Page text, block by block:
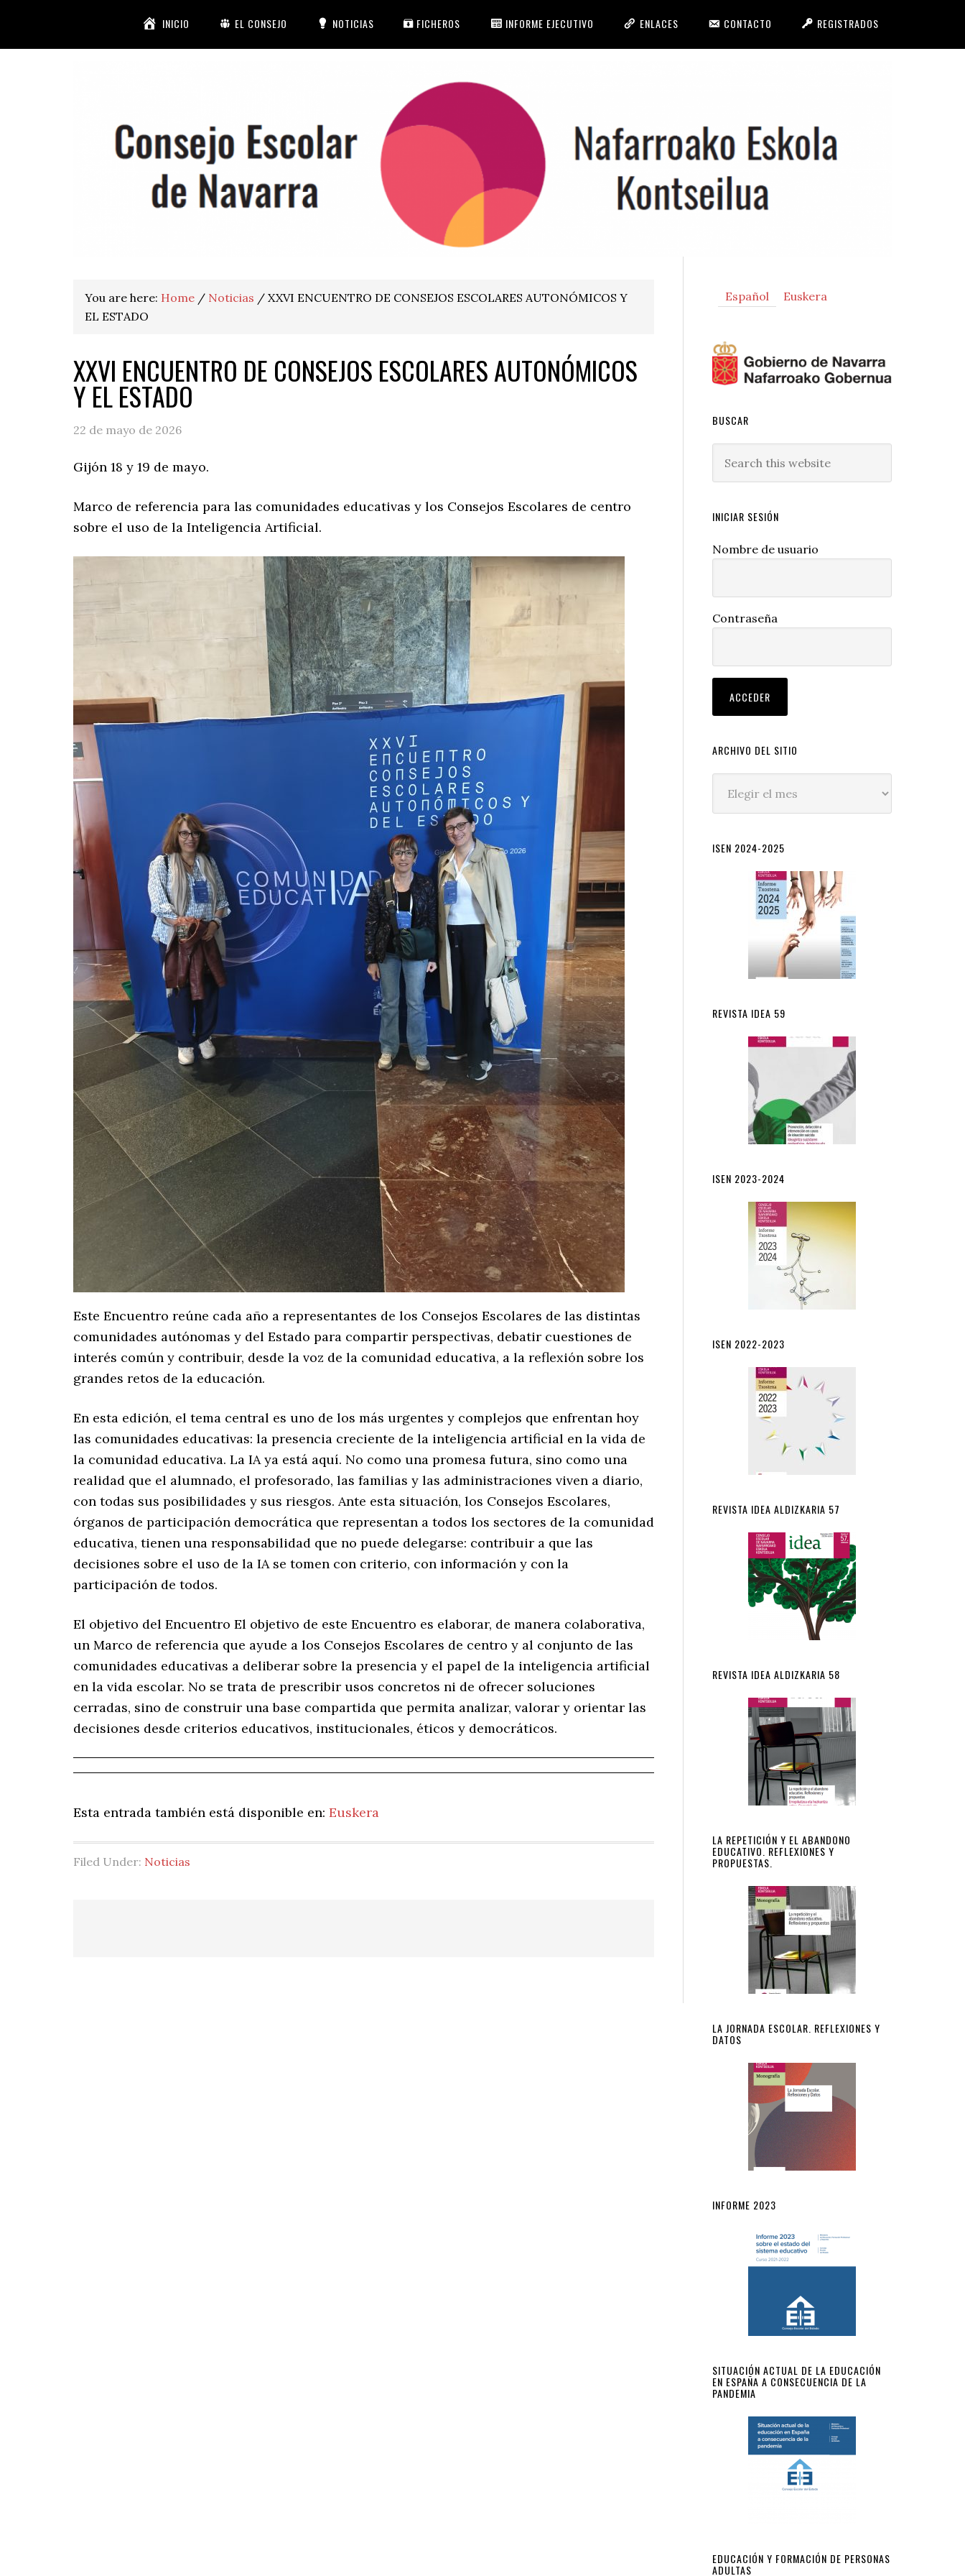
INICIO EL CONSEJO NOTICIAS FICHEROS INFORME EJECUTIVO ENLACES CONTACTO REGISTRADOS
You are here: Home / Noticias / XXVI ENCUENTRO DE CONSEJOS ESCOLARES AUTONÓMICOS Y
EL ESTADO
XXVI ENCUENTRO DE CONSEJOS ESCOLARES AUTONÓMICOS
Y EL ESTADO
22 de mayo de 2026
Gijón 18 y 19 de mayo.
Marco de referencia para las comunidades educativas y los Consejos Escolares de centro
sobre el uso de la Inteligencia Artificial.
Este Encuentro reúne cada año a representantes de los Consejos Escolares de las distintas
comunidades autónomas y del Estado para compartir perspectivas, debatir cuestiones de
interés común y contribuir, desde la voz de la comunidad educativa, a la reflexión sobre los
grandes retos de la educación.
En esta edición, el tema central es uno de los más urgentes y complejos que enfrentan hoy
las comunidades educativas: la presencia creciente de la inteligencia artificial en la vida de
la comunidad educativa. La IA ya está aquí. No como una promesa futura, sino como una
realidad que el alumnado, el profesorado, las familias y las administraciones viven a diario,
con todas sus posibilidades y sus riesgos. Ante esta situación, los Consejos Escolares,
órganos de participación democrática que representan a todos los sectores de la comunidad
educativa, tienen una responsabilidad que no puede delegarse: contribuir a que las
decisiones sobre el uso de la IA se tomen con criterio, con información y con la
participación de todos.
El objetivo del Encuentro El objetivo de este Encuentro es elaborar, de manera colaborativa,
un Marco de referencia que ayude a los Consejos Escolares de centro y al conjunto de las
comunidades educativas a deliberar sobre la presencia y el papel de la inteligencia artificial
en la vida escolar. No se trata de prescribir usos concretos ni de ofrecer soluciones
cerradas, sino de construir una base compartida que permita analizar, valorar y orientar las
decisiones desde criterios educativos, institucionales, éticos y democráticos.
Esta entrada también está disponible en: Euskera
Filed Under: Noticias
Primary
Sidebar
Español Euskera
BUSCAR
this
INICIAR SESIÓN
Nombre de usuario
Contraseña
ARCHIVO DEL SITIO
ISEN 2024-2025
REVISTA IDEA 59
ISEN 2023-2024
ISEN 2022-2023
REVISTA IDEA ALDIZKARIA 57
REVISTA IDEA ALDIZKARIA 58
LA REPETICIÓN Y EL ABANDONO
EDUCATIVO. REFLEXIONES Y
PROPUESTAS.
LA JORNADA ESCOLAR. REFLEXIONES Y
DATOS
INFORME 2023
SITUACIÓN ACTUAL DE LA EDUCACIÓN
EN ESPAÑA A CONSECUENCIA DE LA
PANDEMIA
EDUCACIÓN Y FORMACIÓN DE PERSONAS
ADULTAS